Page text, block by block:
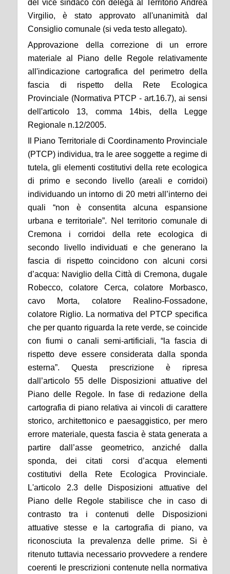
del vice sindaco con delega al Territorio Andrea
Virgilio, è stato approvato all'unanimità dal
Consiglio comunale (si veda testo allegato).
Approvazione della correzione di un errore
materiale al Piano delle Regole relativamente
all'indicazione cartografica del perimetro della
fascia di rispetto della Rete Ecologica
Provinciale (Normativa PTCP - art.16.7), ai sensi
dell'articolo 13, comma 14bis, della Legge
Regionale n.12/2005.
Il Piano Territoriale di Coordinamento Provinciale
(PTCP) individua, tra le aree soggette a regime di
tutela, gli elementi costitutivi della rete ecologica
di primo e secondo livello (areali e corridoi)
individuando un intorno di 20 metri all’interno dei
quali “non è consentita alcuna espansione
urbana e territoriale”. Nel territorio comunale di
Cremona i corridoi della rete ecologica di
secondo livello individuati e che generano la
fascia di rispetto coincidono con alcuni corsi
d’acqua: Naviglio della Città di Cremona, dugale
Robecco, colatore Cerca, colatore Morbasco,
cavo Morta, colatore Realino-Fossadone,
colatore Riglio. La normativa del PTCP specifica
che per quanto riguarda la rete verde, se coincide
con fiumi o canali semi-artificiali, “la fascia di
rispetto deve essere considerata dalla sponda
esterna”. Questa prescrizione è ripresa
dall’articolo 55 delle Disposizioni attuative del
Piano delle Regole. In fase di redazione della
cartografia di piano relativa ai vincoli di carattere
storico, architettonico e paesaggistico, per mero
errore materiale, questa fascia è stata generata a
partire dall’asse geometrico, anziché dalla
sponda, dei citati corsi d’acqua elementi
costitutivi della Rete Ecologica Provinciale.
L'articolo 2.3 delle Disposizioni attuative del
Piano delle Regole stabilisce che in caso di
contrasto tra i contenuti delle Disposizioni
attuative stesse e la cartografia di piano, va
riconosciuta la prevalenza delle prime. Si è
ritenuto tuttavianecessario provvedere a rendere
coerenti le prescrizioni contenute nella normativa